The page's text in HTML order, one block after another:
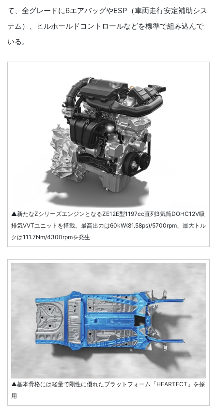
て、全グレードに6エアバッグやESP（車両走行安定補助シス
テム）、ヒルホールドコントロールなどを標準で組み込んで
いる。
▲新たなZシリーズエンジンとなるZE12E型1197cc直列3気筒DOHC12V吸
排気VVTユニットを搭載。最高出力は60kW(81.58ps)/5700rpm、最大トル
クは111.7Nm/4300rpmを発生
▲基本骨格には軽量で剛性に優れたプラットフォーム「HEARTECT」を採
用